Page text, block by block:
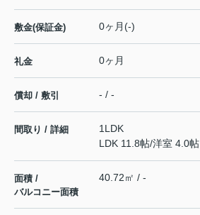
敷金(保証金) 0ヶ月(-)
礼金 0ヶ月
償却 / 敷引 - / -
間取り / 詳細
1LDK
LDK 11.8帖/洋室 4.0帖
面積 /
バルコニー面積
40.72㎡ / -